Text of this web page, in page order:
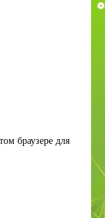
браузере для